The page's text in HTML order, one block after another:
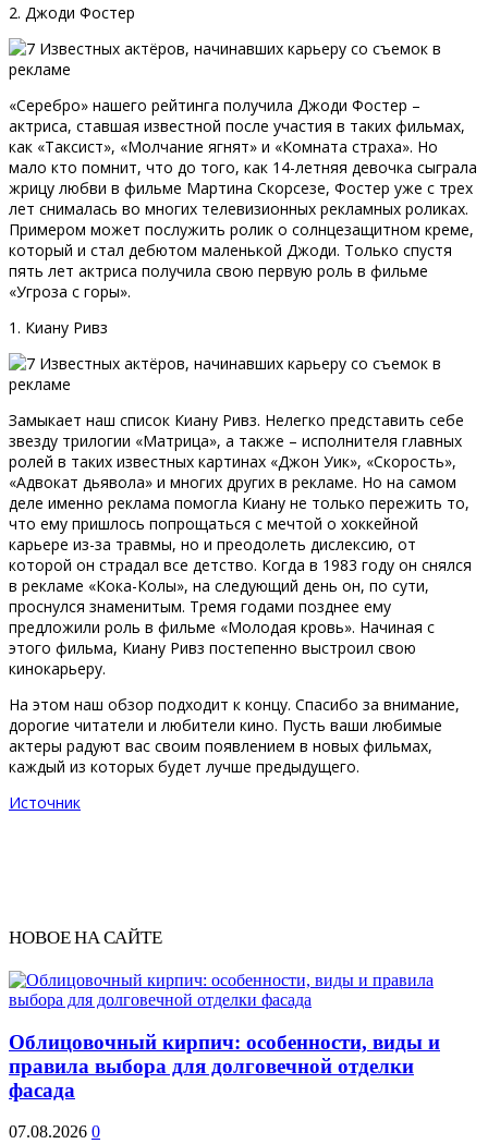
2. Джоди Фостер
«Серебро» нашего рейтинга получила Джоди Фостер –
актриса, ставшая известной после участия в таких фильмах,
как «Таксист», «Молчание ягнят» и «Комната страха». Но
мало кто помнит, что до того, как 14-летняя девочка сыграла
жрицу любви в фильме Мартина Скорсезе, Фостер уже с трех
лет снималась во многих телевизионных рекламных роликах.
Примером может послужить ролик о солнцезащитном креме,
который и стал дебютом маленькой Джоди. Только спустя
пять лет актриса получила свою первую роль в фильме
«Угроза с горы».
1. Киану Ривз
Замыкает наш список Киану Ривз. Нелегко представить себе
звезду трилогии «Матрица», а также – исполнителя главных
ролей в таких известных картинах «Джон Уик», «Скорость»,
«Адвокат дьявола» и многих других в рекламе. Но на самом
деле именно реклама помогла Киану не только пережить то,
что ему пришлось попрощаться с мечтой о хоккейной
карьере из-за травмы, но и преодолеть дислексию, от
которой он страдал все детство. Когда в 1983 году он снялся
в рекламе «Кока-Колы», на следующий день он, по сути,
проснулся знаменитым. Тремя годами позднее ему
предложили роль в фильме «Молодая кровь». Начиная с
этого фильма, Киану Ривз постепенно выстроил свою
кинокарьеру.
На этом наш обзор подходит к концу. Спасибо за внимание,
дорогие читатели и любители кино. Пусть ваши любимые
актеры радуют вас своим появлением в новых фильмах,
каждый из которых будет лучше предыдущего.
Источник
НОВОЕ НА САЙТЕ
Облицовочный кирпич: особенности, виды и
правила выбора для долговечной отделки
фасада
07.08.2026 0